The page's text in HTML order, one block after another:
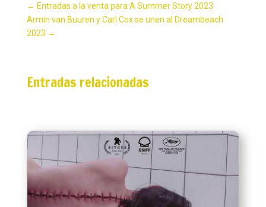
← Entradas a la venta para A Summer Story 2023
Armin van Buuren y Carl Cox se unen al Dreambeach
2023 →
Entradas relacionadas